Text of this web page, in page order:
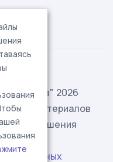
2026
материалов
с разрешения
данных